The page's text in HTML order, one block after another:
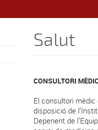
Salut
CONSULTORI
El consultori
disposició de
Depenent de